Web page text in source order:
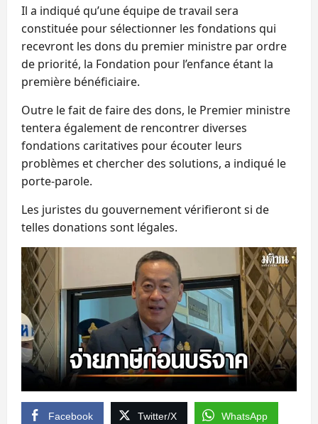
Il a indiqué qu’une équipe de travail sera
constituée pour sélectionner les fondations qui
recevront les dons du premier ministre par ordre
de priorité, la Fondation pour l’enfance étant la
première bénéficiaire.
Outre le fait de faire des dons, le Premier ministre
tentera également de rencontrer diverses
fondations caritatives pour écouter leurs
problèmes et chercher des solutions, a indiqué le
porte-parole.
Les juristes du gouvernement vérifieront si de
telles donations sont légales.
Facebook Twitter/X WhatsApp